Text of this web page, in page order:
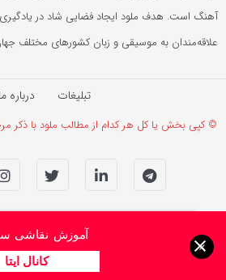
آهنگ است. هدف ملود ایجاد فضایی شاد در
علاقه‌مندان به موسیقی و زبان کشورهای مختلف
تبلیغات درباره ما
© کپی بخش یا کل هر کدام از مطالب ملود با ذکر
آموزش نقاشی
کانال ایتا
×